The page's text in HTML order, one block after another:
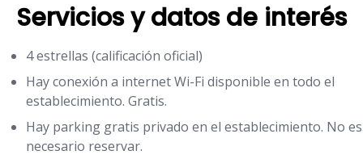
Servicios y datos de interés
4 estrellas (calificación oficial)
Hay conexión a internet Wi-Fi disponible en todo el
establecimiento. Gratis.
Hay parking gratis privado en el establecimiento. No es
necesario reservar.